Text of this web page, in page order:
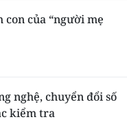
con của “người mẹ
nghệ, chuyển đổi số
kiểm tra